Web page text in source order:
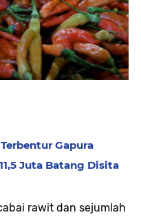
Gapura
Juta Batang Disita
rawit dan sejumlah